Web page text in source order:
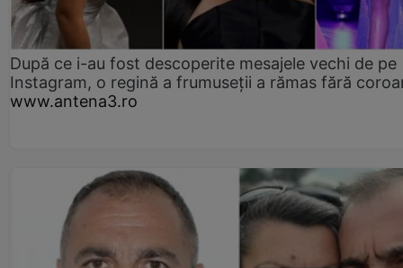
După ce i-au fost descoperite mesajele vechi de pe
Instagram, o regină a frumuseții a rămas fără
www.antena3.ro